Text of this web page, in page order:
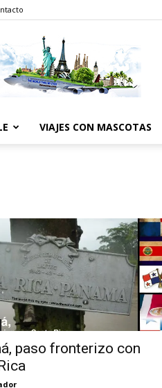
World
Thru
VIAJES CON MASCOTAS
paso fronterizo con